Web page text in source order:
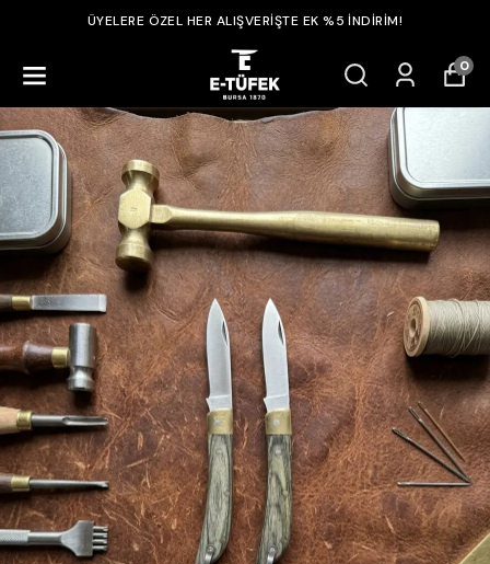
ÜYELERE ÖZEL HER ALIŞVERİŞTE EK %5 İNDİRİM!
0